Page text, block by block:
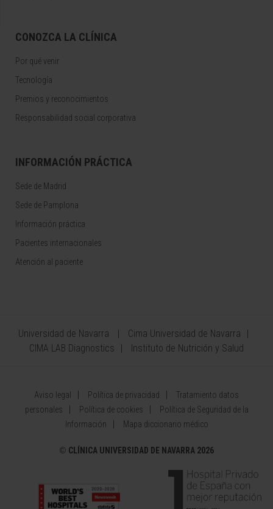
CONOZCA LA CLÍNICA
Por qué venir
Tecnología
Premios y reconocimientos
Responsabilidad social corporativa
INFORMACIÓN PRÁCTICA
Sede de Madrid
Sede de Pamplona
Información práctica
Pacientes internacionales
Atención al paciente
Universidad de Navarra
Cima Universidad de Navarra
CIMA LAB Diagnostics
Instituto de Nutrición y Salud
Aviso legal Política de privacidad
Tratamiento datos
personales
Política de cookies
Política de Seguridad de la
Información
Mapa diccionario médico
© CLÍNICA UNIVERSIDAD DE NAVARRA 2026